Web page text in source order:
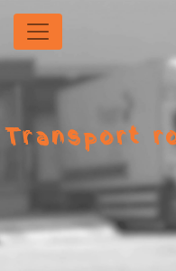
Panneau de gestion des
Transport